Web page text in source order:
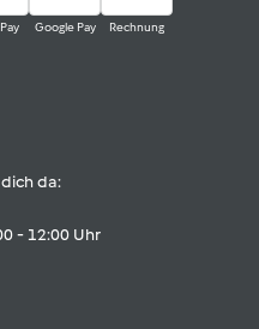
Google Pay Rechnung
da:
- 12:00 Uhr